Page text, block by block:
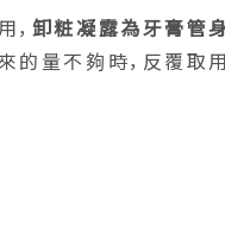
卸粧凝露為牙膏管
的量不夠時，反覆